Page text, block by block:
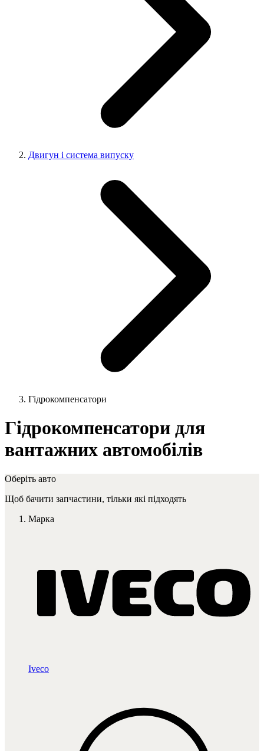
Двигун і система випуску
Гідрокомпенсатори
Гідрокомпенсатори для
вантажних автомобілів
Оберіть авто
Щоб бачити запчастини, тільки які підходять
Марка
Iveco